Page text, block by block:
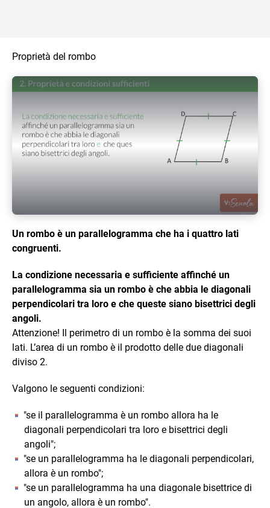
Proprietà del rombo
Play Video
Un rombo è un parallelogramma che ha i quattro lati
congruenti.
La condizione necessaria e sufficiente affinché un
parallelogramma sia un rombo è che abbia le diagonali
perpendicolari tra loro e che queste siano bisettrici degli
angoli.
Attenzione! Il perimetro di un rombo è la somma dei suoi
lati. L’area di un rombo è il prodotto delle due diagonali
diviso 2.
Valgono le seguenti condizioni:
"se il parallelogramma è un rombo allora ha le
diagonali perpendicolari tra loro e bisettrici degli
angoli";
"se un parallelogramma ha le diagonali perpendicolari,
allora è un rombo";
"se un parallelogramma ha una diagonale bisettrice di
un angolo, allora è un rombo".